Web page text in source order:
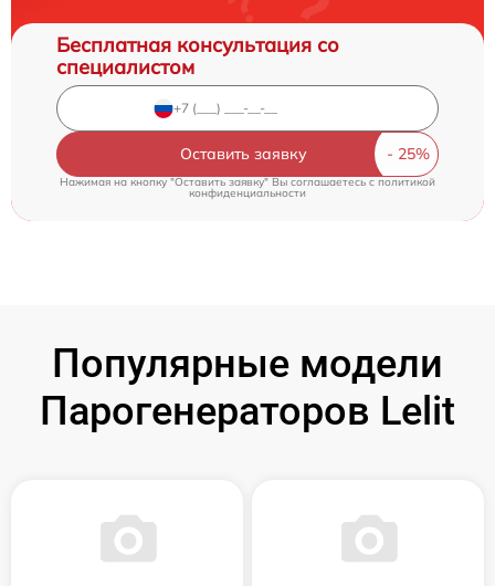
Бесплатная консультация со
специалистом
Оставить заявку
Нажимая на кнопку "Оставить заявку" Вы соглашаетесь cполитикой
конфиденциальности
Популярные модели
Парогенераторов Lelit